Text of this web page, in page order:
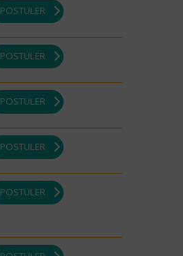
POSTULER
POSTULER
POSTULER
POSTULER
POSTULER